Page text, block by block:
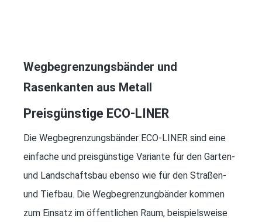
Wegbegrenzungsbänder und
Rasenkanten aus Metall
Preisgünstige ECO-LINER
Die Wegbegrenzungsbänder ECO-LINER sind eine
einfache und preisgünstige Variante für den Garten-
und Landschaftsbau ebenso wie für den Straßen-
und Tiefbau. Die Wegbegrenzungbänder kommen
zum Einsatz im öffentlichen Raum, beispielsweise